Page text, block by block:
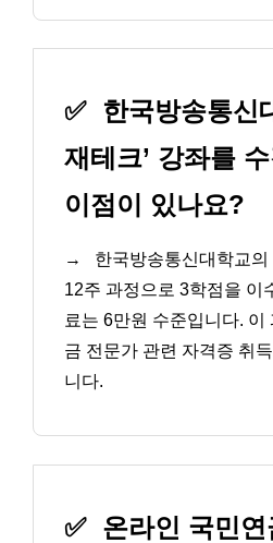
✅
한국방송통신
재테크’ 강좌를
이점이 있나요?
→
한국방송통신대학교의
12주 과정으로 3학점을 이
료는 6만원 수준입니다. 이
금 전문가 관련 자격증 취
니다.
✅ 온라인 국민